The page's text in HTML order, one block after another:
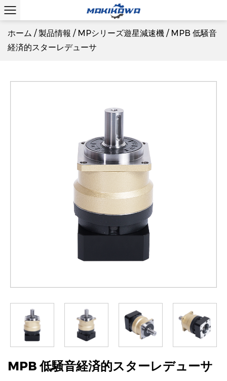
ホーム /製品情報 / MPシリーズ遊星減速機 / MPB 低騒音
経済的スターレデューサ
MPB 低騒音経済的スターレデューサ